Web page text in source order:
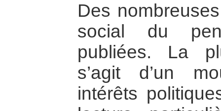
Des
social du
publiées. La
s’agit d’un
intérêts